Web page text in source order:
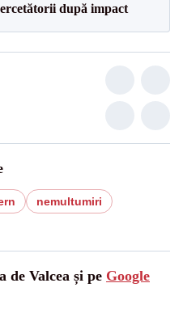
după impact
nemultumiri
de Valcea și pe Google